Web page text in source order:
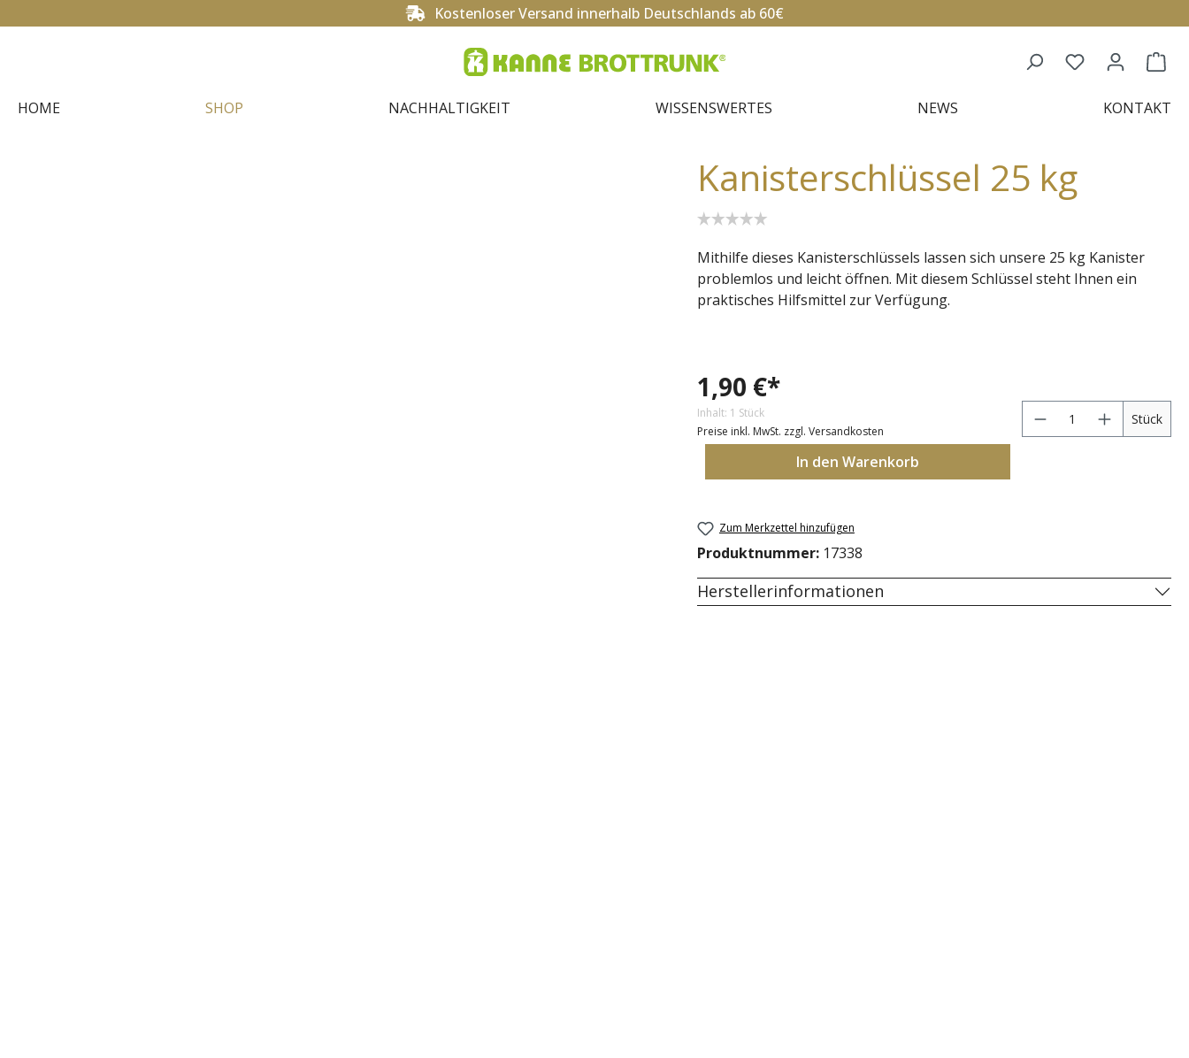
Kostenloser Versand innerhalb Deutschlands ab 60€
HOME SHOP NACHHALTIGKEIT WISSENSWERTES NEWS KONTAKT
Kanisterschlüssel 25 kg
Mithilfe dieses Kanisterschlüssels lassen sich unsere 25 kg Kanister
problemlos und leicht öffnen. Mit diesem Schlüssel steht Ihnen ein
praktisches Hilfsmittel zur Verfügung.
1,90 €*
Inhalt: 1 Stück
Preise inkl. MwSt. zzgl. Versandkosten
Stück
In den Warenkorb
Zum Merkzettel hinzufügen
Produktnummer: 17338
Herstellerinformationen